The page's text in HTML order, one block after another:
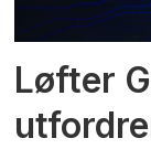
Løfter